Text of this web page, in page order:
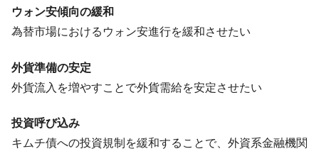
ウォン安傾向の緩和
為替市場におけるウォン安進行を緩和させたい
外貨準備の安定
外貨流入を増やすことで外貨需給を安定させたい
投資呼び込み
キムチ債への投資規制を緩和することで、外資系金融機関